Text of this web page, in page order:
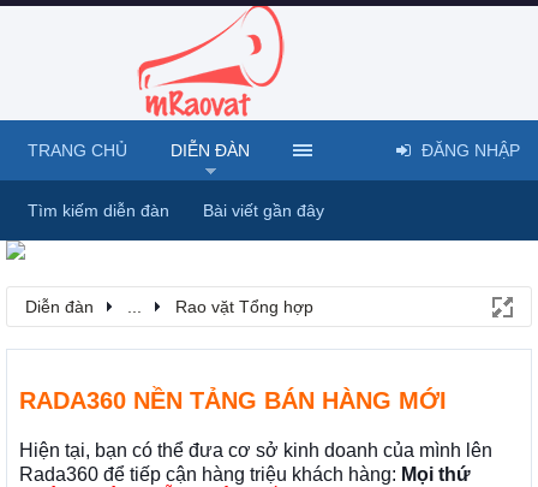
Diễn đàn Rao vặt Tổng hợp
RADA360 NỀN TẢNG BÁN HÀNG MỚI
Hiện tại, bạn có thể đưa cơ sở kinh doanh của mình lên
Rada360 để tiếp cận hàng triệu khách hàng: Mọi thứ
TRANG CHỦ DIỄN ĐÀN
Tìm kiếm diễn đàn Bài viết gần đây
ĐĂNG NHẬP